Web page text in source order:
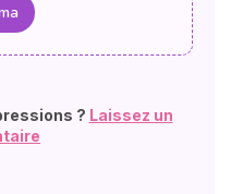
? Laissez un